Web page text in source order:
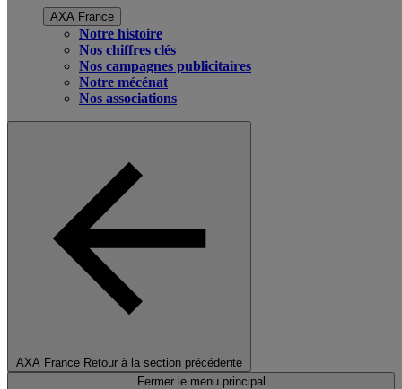
AXA France
Notre histoire
Nos chiffres clés
Nos campagnes publicitaires
Notre mécénat
Nos associations
AXA France Retour à la section précédente
Fermer le menu principal